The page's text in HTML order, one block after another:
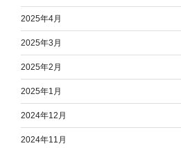
2025年4月
2025年3月
2025年2月
2025年1月
2024年12月
2024年11月